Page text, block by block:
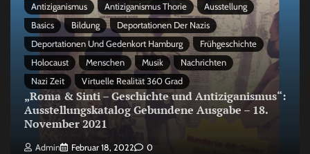
Antiziganismus Antiziganismus Thorie
Ausstellung
Basics
Bildung
Deportationen Der Nazis
Deportationen Und Gedenkort Hamburg
Frühgeschichte
Holocaust
Menschen Musik
Nachrichten
Nazi Zeit
Virtuelle Realität 360 Grad
„Roma & Sinti – Geschichte und Antiziganismus“:
Ausstellungskatalog Gebundene Ausgabe – 18.
November 2021
Admin Februar 18, 2022 0